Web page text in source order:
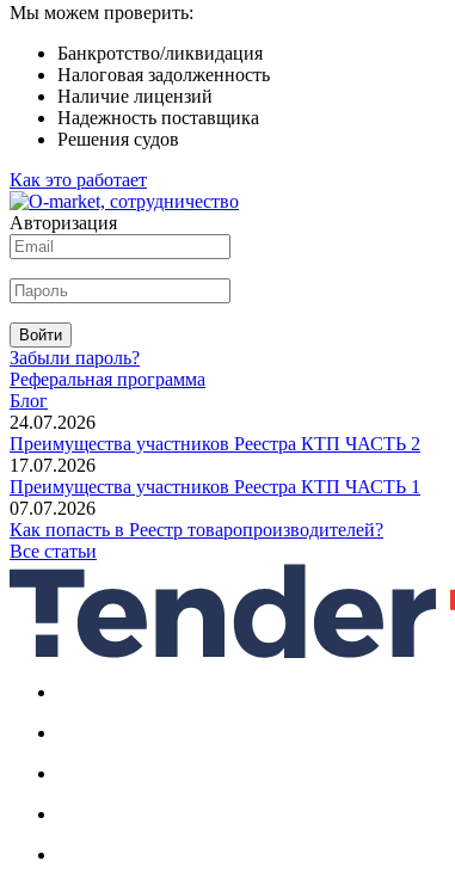
Мы можем проверить:
Банкротство/ликвидация
Налоговая задолженность
Наличие лицензий
Надежность поставщика
Решения судов
Как это работает
Авторизация
Войти
Забыли пароль?
Реферальная программа
Блог
24.07.2026
Преимущества участников Реестра КТП ЧАСТЬ 2
17.07.2026
Преимущества участников Реестра КТП ЧАСТЬ 1
07.07.2026
Как попасть в Реестр товаропроизводителей?
Все статьи